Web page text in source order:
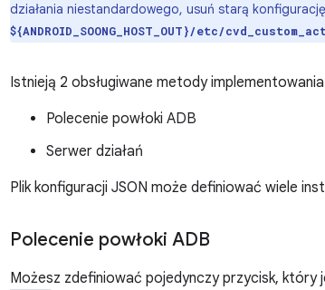
działania niestandardowego, usuń starą
${ANDROID_SOONG_HOST_OUT}/etc/
Istnieją 2 obsługiwane metody
Polecenie powłoki ADB
Serwer działań
Plik konfiguracji JSON może definiować wiele
Polecenie powłoki ADB
Możesz zdefiniować pojedynczy przycisk,